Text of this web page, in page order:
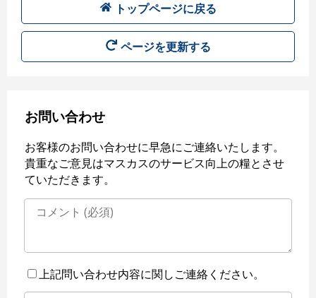
トップページに戻る
ページを更新する
お問い合わせ
お客様のお問い合わせに早急にご連絡いたします。
貴重なご意見はマスカスのサービス向上の糧とさせ
ていただきます。
上記問い合わせ内容に関しご連絡ください。